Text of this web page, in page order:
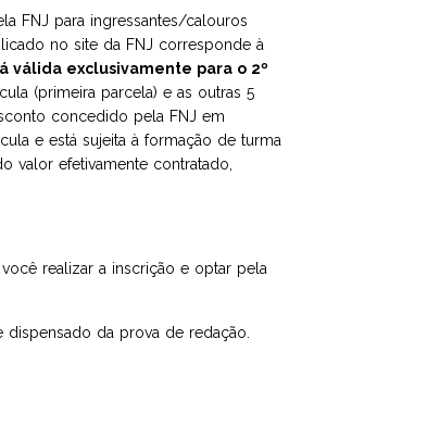
FNJ para ingressantes/calouros
no site da FNJ corresponde à
válida exclusivamente para o 2º
(primeira parcela) e as outras 5
concedido pela FNJ em
e está sujeita à formação de turma
valor efetivamente contratado,
realizar a inscrição e optar pela
da prova de redação.